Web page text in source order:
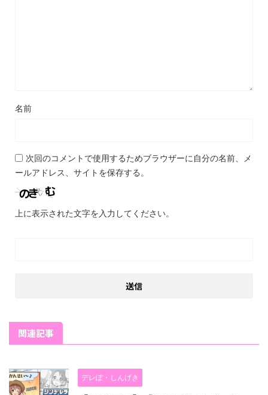
名前
次回のコメントで使用するためブラウザーに自分の名前、メ
ールアドレス、サイトを保存する。
上に表示された文字を入力してください。
関連記事
デレぽ・しんげき